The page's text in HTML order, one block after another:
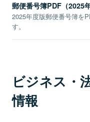
郵便番号簿PDF（2025
2025年度版郵便番号簿を
す。
ビジネス・
情報